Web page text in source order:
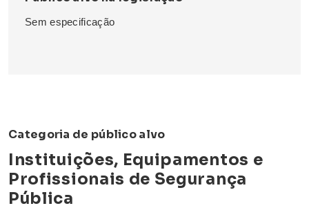
Sem especificação
Categoria de público alvo
Instituições, Equipamentos e
Profissionais de Segurança
Pública